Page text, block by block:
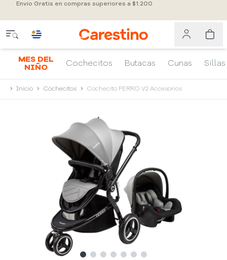
Envío Gratis en compras superiores a $1.200
MES DEL
NIÑO
Cochecitos Butacas Cunas Sillas
Inicio Cochecitos Cochecito FERRO V2 Accesorios